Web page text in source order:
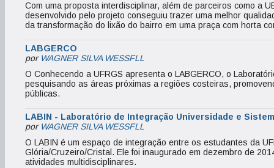
Com uma proposta interdisciplinar, além de parceiros como a
desenvolvido pelo projeto conseguiu trazer uma melhor
da transformação do lixão do bairro em uma praça com horta
LABGERCO
por WAGNER SILVA WESSFLL
O Conhecendo a UFRGS apresenta o LABGERCO, o
pesquisando as áreas próximas a regiões costeiras,
públicas.
LABIN - Laboratório de Integração Universidade e
por WAGNER SILVA WESSFLL
O LABIN é um espaço de integração entre os estudantes da
Glória/Cruzeiro/Cristal. Ele foi inaugurado em dezembro de
atividades multidisciplinares.